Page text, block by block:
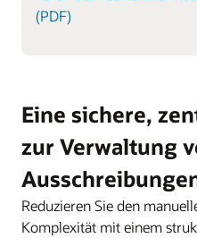
(PDF)
Eine sichere,
zur Verwaltung
Reduzieren Sie den
Komplexität mit einem